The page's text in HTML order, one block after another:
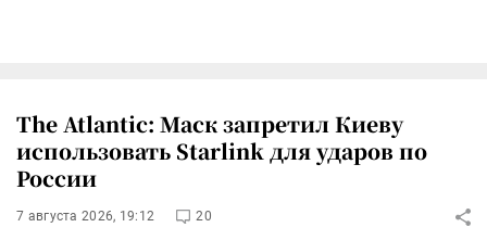
The Atlantic: Маск запретил Киеву
использовать Starlink для ударов по
России
7 августа 2026, 19:12 20